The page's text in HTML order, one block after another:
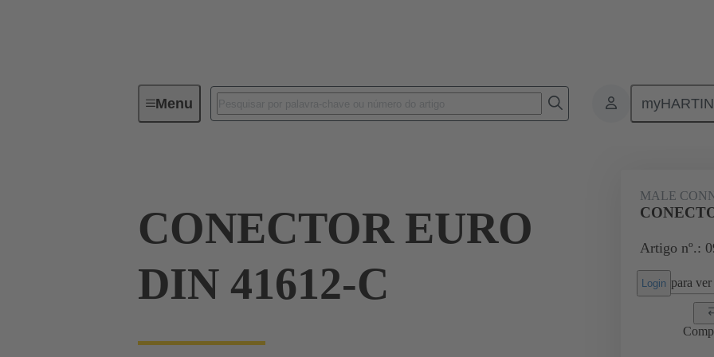
MenuDevice connectivity Produtos Motherboard to
CONECTOR EURO
DIN 41612-C
MALE
Artigo nº.:
Login para